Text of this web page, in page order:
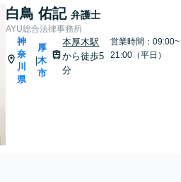
白鳥 佑記 弁護士
AYU総合法律事務所
神
奈
川
県
厚
木
市
本厚木駅
から徒歩5
分
営業時間：09:00~
21:00（平日）